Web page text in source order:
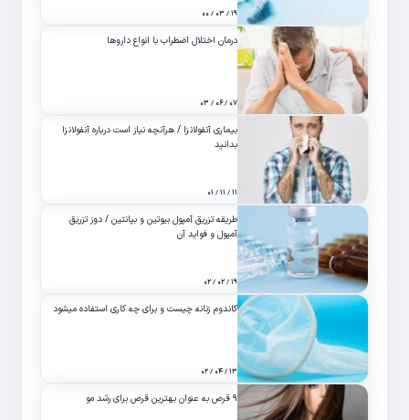
۱۹ / ۰۳ / ۰۰
درمان اختلال اضطراب با انواع داروها
۰۷ / ۰۶ / ۰۳
بیماری آنفولانزا / هرآنچه نیاز است درباره آنفولانزا
بدانید
۱۱ / ۱۱ / ۰۱
طریقه تزریق آمپول بیوتین و بپانتین / دوز تزریق
آمپول و فواید آن
۱۹ / ۰۲ / ۰۲
کاندوم زنانه چیست و برای چه کاری استفاده میشود
۱۳ / ۰۴ / ۰۲
۹ قرص به عنوان بهترین قرص برای رشد مو